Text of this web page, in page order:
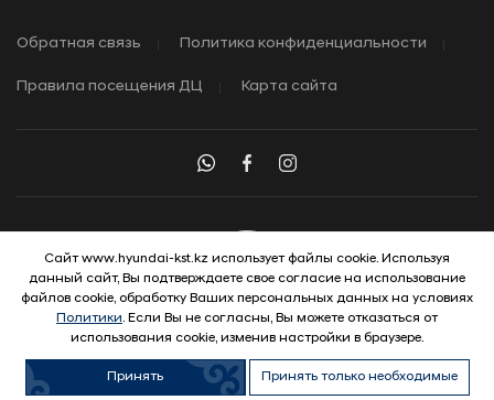
Обратная связь Политика конфиденциальности
Правила посещения ДЦ Карта сайта
© 2026 Hyundai Motor Company
Сайт www.hyundai-kst.kz использует файлы cookie. Используя
данный сайт, Вы подтверждаете свое согласие на использование
файлов cookie, обработку Ваших персональных данных на условиях
Политики. Если Вы не согласны, Вы можете отказаться от
использования cookie, изменив настройки в браузере.
Принять Принять только необходимые